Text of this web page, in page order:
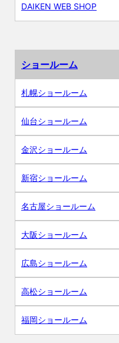
DAIKEN WEB SHOP
ショールーム
札幌ショールーム
仙台ショールーム
金沢ショールーム
新宿ショールーム
名古屋ショールーム
大阪ショールーム
広島ショールーム
高松ショールーム
福岡ショールーム